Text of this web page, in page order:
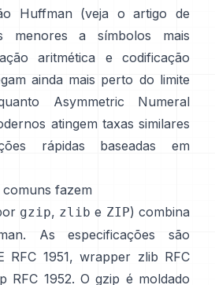
Huffman (veja o artigo de
menores a símbolos mais
aritmética e
codificação
ainda mais perto do limite
Asymmetric Numeral
atingem taxas similares
rápidas baseadas em
fazem
gzip, zlib e ZIP) combina
As especificações são
RFC 1951, wrapper zlib RFC
RFC 1952. O gzip é moldado